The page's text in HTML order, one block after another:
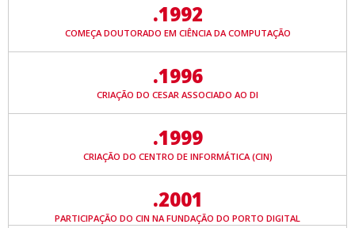
.1992
COMEÇA DOUTORADO EM CIÊNCIA DA COMPUTAÇÃO
.1996
CRIAÇÃO DO CESAR ASSOCIADO AO DI
.1999
CRIAÇÃO DO CENTRO DE INFORMÁTICA (CIN)
.2001
PARTICIPAÇÃO DO CIN NA FUNDAÇÃO DO PORTO DIGITAL